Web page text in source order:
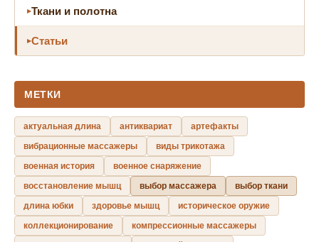
Ткани и полотна
Статьи
МЕТКИ
актуальная длина антиквариат
артефакты
вибрационные массажеры
виды трикотажа
военная история
военное снаряжение
восстановление мышц
выбор массажера
выбор ткани
длина юбки
здоровье мышц
историческое оружие
коллекционирование
компрессионные массажеры